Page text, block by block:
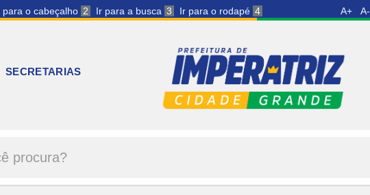
para o cabeçalho 2 Ir para a busca 3 Ir para o rodapé 4 A+ A-
SECRETARIAS